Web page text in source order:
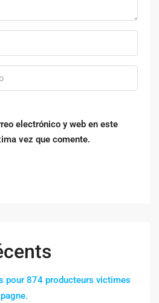
electrónico y web en este
vez que comente.
pour 874 producteurs victimes